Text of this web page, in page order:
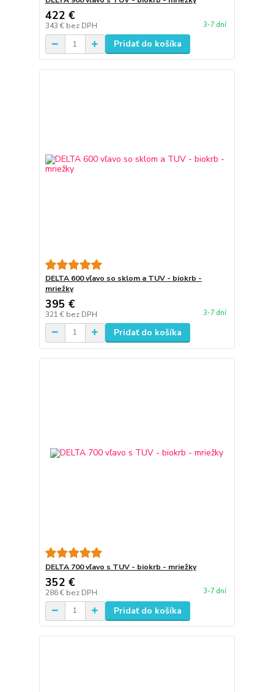
422 €
343 € bez DPH 3-7 dní
Pridať do košíka
DELTA 600 vľavo so sklom a TUV - biokrb -
mriežky
395 €
321 € bez DPH 3-7 dní
Pridať do košíka
DELTA 700 vľavo s TUV - biokrb - mriežky
352 €
286 € bez DPH 3-7 dní
Pridať do košíka